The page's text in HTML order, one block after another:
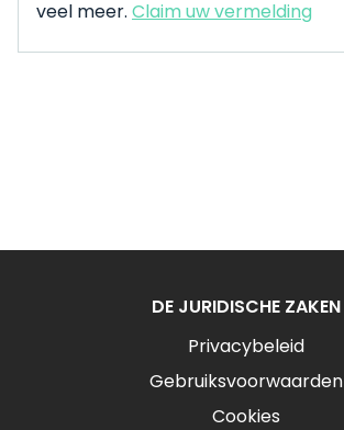
veel meer. Claim uw vermelding
DE JURIDISCHE ZAKEN
Privacybeleid
Gebruiksvoorwaarden
Cookies